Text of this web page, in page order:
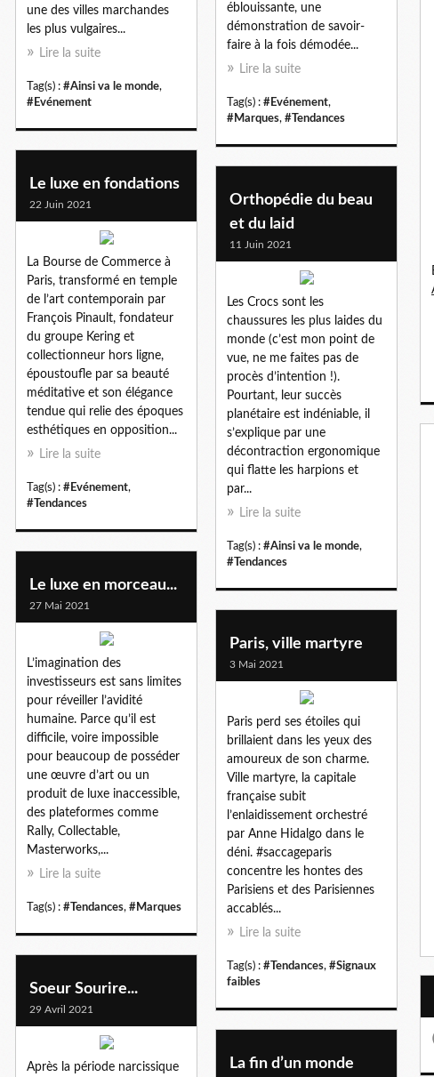
une des villes marchandes
les plus vulgaires...
Lire la suite
Tag(s) : #Ainsi va le monde,
#Evénement
éblouissante, une
démonstration de savoir-
faire à la fois démodée...
Lire la suite
Tag(s) : #Evénement,
#Marques, #Tendances
Le luxe en fondations
22 Juin 2021
La Bourse de Commerce à
Paris, transformé en temple
de l’art contemporain par
François Pinault, fondateur
du groupe Kering et
collectionneur hors ligne,
époustoufle par sa beauté
méditative et son élégance
tendue qui relie des époques
esthétiques en opposition...
Lire la suite
Tag(s) : #Evénement,
#Tendances
Orthopédie du beau
et du laid
11 Juin 2021
Les Crocs sont les
chaussures les plus laides du
monde (c’est mon point de
vue, ne me faites pas de
procès d’intention !).
Pourtant, leur succès
planétaire est indéniable, il
s’explique par une
décontraction ergonomique
qui flatte les harpions et
par...
Lire la suite
Tag(s) : #Ainsi va le monde,
#Tendances
Le luxe en morceau...
27 Mai 2021
L’imagination des
investisseurs est sans limites
pour réveiller l’avidité
humaine. Parce qu’il est
difficile, voire impossible
pour beaucoup de posséder
une œuvre d’art ou un
produit de luxe inaccessible,
des plateformes comme
Rally, Collectable,
Masterworks,...
Lire la suite
Tag(s) : #Tendances, #Marques
Paris, ville martyre
3 Mai 2021
Paris perd ses étoiles qui
brillaient dans les yeux des
amoureux de son charme.
Ville martyre, la capitale
française subit
l’enlaidissement orchestré
par Anne Hidalgo dans le
déni. #saccageparis
concentre les hontes des
Parisiens et des Parisiennes
accablés...
Lire la suite
Tag(s) : #Tendances, #Signaux
faibles
Soeur Sourire...
29 Avril 2021
Après la période narcissique
La fin d’un monde